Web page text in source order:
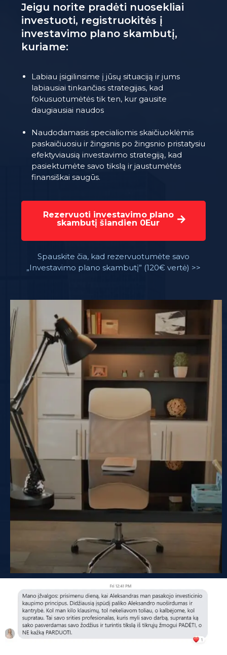
Jeigu norite pradėti nuosekliai
investuoti, registruokitės į
investavimo plano skambutį,
kuriame:
Labiau įsigilinsime į jūsų situaciją ir jums
labiausiai tinkančias strategijas, kad
fokusuotumėtės tik ten, kur gausite
daugiausiai naudos
Naudodamasis specialiomis skaičiuoklėmis
paskaičiuosiu ir žingsnis po žingsnio pristatysiu
efektyviausią investavimo strategiją, kad
pasiektumėte savo tikslą ir jaustumėtės
finansiškai saugūs.
Rezervuoti investavimo plano
skambutį šiandien 0Eur
Spauskite čia, kad rezervuotumėte savo
„Investavimo plano skambutį” (120€ vertė) >>